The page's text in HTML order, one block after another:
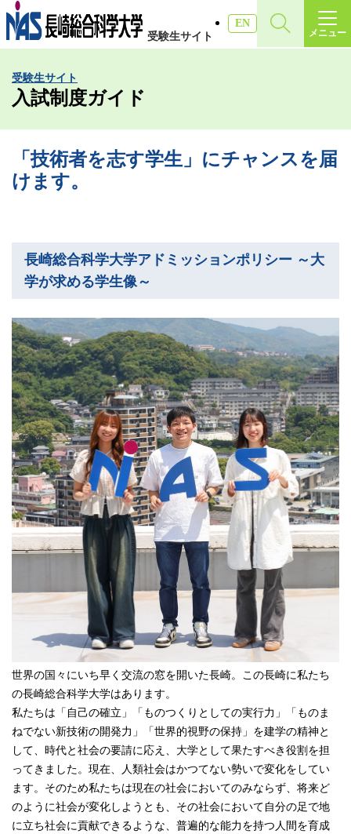
受験生サイト
EN
メニュー
施設・アクセス
入試情報
各種証明書
一般・社会人の方
卒業生の方
学生・教職員の方
お問い合わせ
緊急時のお知らせ
このサイトについて
プライバシーポリシー
お問い合わせフォーム
閉じる
受験生サイト
入試制度ガイド
「技術者を志す学生」にチャンスを届
けます。
長崎総合科学大学アドミッションポリシー ～大
学が求める学生像～
世界の国々にいち早く交流の窓を開いた長崎。この長崎に私たち
の長崎総合科学大学はあります。
私たちは「自己の確立」「ものつくりとしての実行力」「ものま
ねでない新技術の開発力」「世界的視野の保持」を建学の精神と
して、時代と社会の要請に応え、大学として果たすべき役割を担
ってきました。現在、人類社会はかつてない勢いで変化をしてい
ます。そのため私たちは現在の社会においてのみならず、将来ど
のように社会が変化しようとも、その社会において自分の足で地
に立ち社会に貢献できるような、普遍的な能力を持つ人間を育成